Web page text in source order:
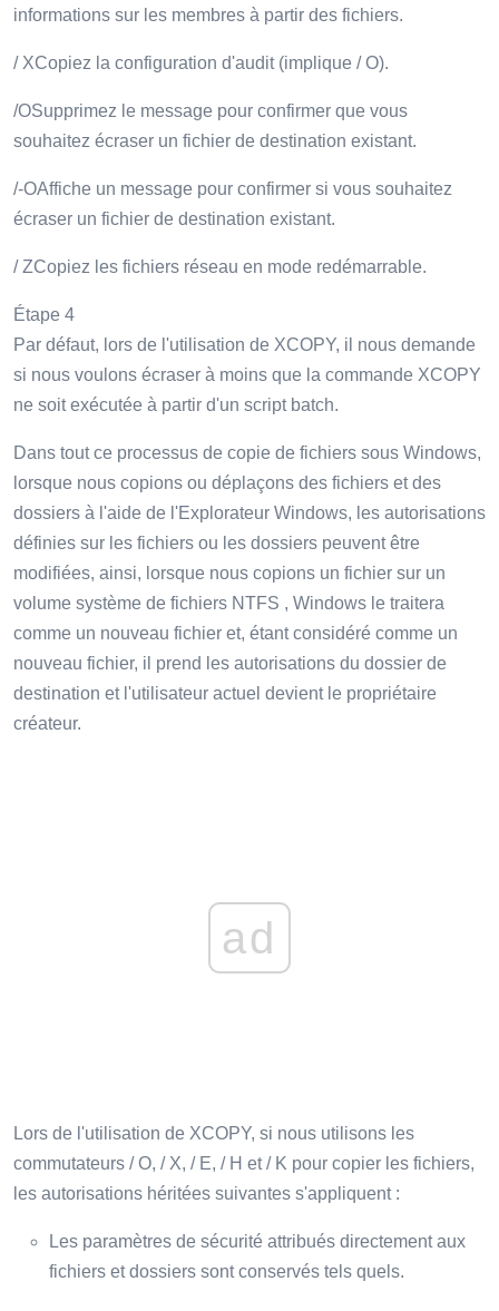
informations sur les membres à partir des fichiers.
/ XCopiez la configuration d'audit (implique / O).
/OSupprimez le message pour confirmer que vous
souhaitez écraser un fichier de destination existant.
/-OAffiche un message pour confirmer si vous souhaitez
écraser un fichier de destination existant.
/ ZCopiez les fichiers réseau en mode redémarrable.
Étape 4
Par défaut, lors de l'utilisation de XCOPY, il nous demande
si nous voulons écraser à moins que la commande XCOPY
ne soit exécutée à partir d'un script batch.
Dans tout ce processus de copie de fichiers sous Windows,
lorsque nous copions ou déplaçons des fichiers et des
dossiers à l'aide de l'Explorateur Windows, les autorisations
définies sur les fichiers ou les dossiers peuvent être
modifiées, ainsi, lorsque nous copions un fichier sur un
volume système de fichiers NTFS , Windows le traitera
comme un nouveau fichier et, étant considéré comme un
nouveau fichier, il prend les autorisations du dossier de
destination et l'utilisateur actuel devient le propriétaire
créateur.
ad
Lors de l'utilisation de XCOPY, si nous utilisons les
commutateurs / O, / X, / E, / H et / K pour copier les fichiers,
les autorisations héritées suivantes s'appliquent :
Les paramètres de sécurité attribués directement aux
fichiers et dossiers sont conservés tels quels.